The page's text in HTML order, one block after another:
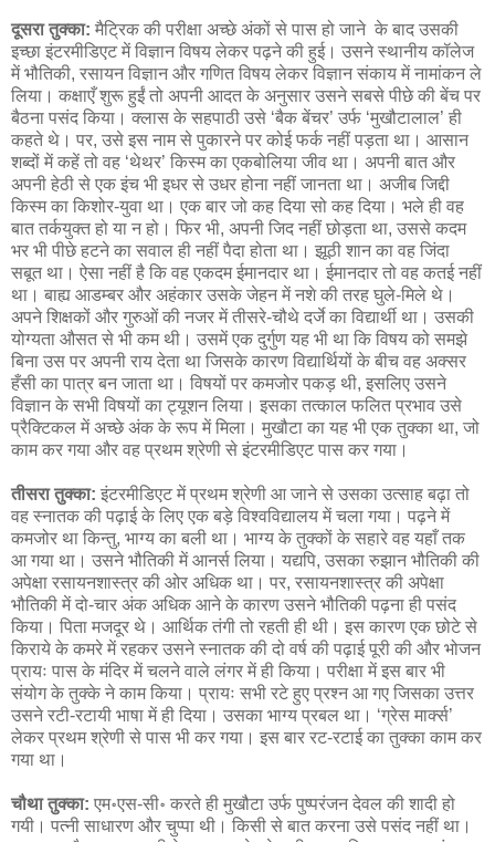
दूसरा तुक्का: मैट्रिक की परीक्षा अच्छे अंकों से पास हो जाने के बाद उसकी
इच्छा इंटरमीडिएट में विज्ञान विषय लेकर पढ़ने की हुई। उसने स्थानीय कॉलेज
में भौतिकी, रसायन विज्ञान और गणित विषय लेकर विज्ञान संकाय में नामांकन ले
लिया। कक्षाएँ शुरू हुईं तो अपनी आदत के अनुसार उसने सबसे पीछे की बेंच पर
बैठना पसंद किया। क्लास के सहपाठी उसे ‘बैक बेंचर’ उर्फ ‘मुखौटालाल’ ही
कहते थे। पर, उसे इस नाम से पुकारने पर कोई फर्क नहीं पड़ता था। आसान
शब्दों में कहें तो वह ‘थेथर’ किस्म का एकबोलिया जीव था। अपनी बात और
अपनी हेठी से एक इंच भी इधर से उधर होना नहीं जानता था। अजीब जिद्दी
किस्म का किशोर-युवा था। एक बार जो कह दिया सो कह दिया। भले ही वह
बात तर्कयुक्त हो या न हो। फिर भी, अपनी जिद नहीं छोड़ता था, उससे कदम
भर भी पीछे हटने का सवाल ही नहीं पैदा होता था। झूठी शान का वह जिंदा
सबूत था। ऐसा नहीं है कि वह एकदम ईमानदार था। ईमानदार तो वह कतई नहीं
था। बाह्य आडम्बर और अहंकार उसके जेहन में नशे की तरह घुले-मिले थे।
अपने शिक्षकों और गुरुओं की नजर में तीसरे-चौथे दर्जे का विद्यार्थी था। उसकी
योग्यता औसत से भी कम थी। उसमें एक दुर्गुण यह भी था कि विषय को समझे
बिना उस पर अपनी राय देता था जिसके कारण विद्यार्थियों के बीच वह अक्सर
हँसी का पात्र बन जाता था। विषयों पर कमजोर पकड़ थी, इसलिए उसने
विज्ञान के सभी विषयों का ट्यूशन लिया। इसका तत्काल फलित प्रभाव उसे
प्रैक्टिकल में अच्छे अंक के रूप में मिला। मुखौटा का यह भी एक तुक्का था, जो
काम कर गया और वह प्रथम श्रेणी से इंटरमीडिएट पास कर गया।
तीसरा तुक्का: इंटरमीडिएट में प्रथम श्रेणी आ जाने से उसका उत्साह बढ़ा तो
वह स्नातक की पढ़ाई के लिए एक बड़े विश्वविद्यालय में चला गया। पढ़ने में
कमजोर था किन्तु, भाग्य का बली था। भाग्य के तुक्कों के सहारे वह यहाँ तक
आ गया था। उसने भौतिकी में आनर्स लिया। यद्यपि, उसका रुझान भौतिकी की
अपेक्षा रसायनशास्त्र की ओर अधिक था। पर, रसायनशास्त्र की अपेक्षा
भौतिकी में दो-चार अंक अधिक आने के कारण उसने भौतिकी पढ़ना ही पसंद
किया। पिता मजदूर थे। आर्थिक तंगी तो रहती ही थी। इस कारण एक छोटे से
किराये के कमरे में रहकर उसने स्नातक की दो वर्ष की पढ़ाई पूरी की और भोजन
प्रायः पास के मंदिर में चलने वाले लंगर में ही किया। परीक्षा में इस बार भी
संयोग के तुक्के ने काम किया। प्रायः सभी रटे हुए प्रश्न आ गए जिसका उत्तर
उसने रटी-रटायी भाषा में ही दिया। उसका भाग्य प्रबल था। ‘ग्रेस मार्क्स’
लेकर प्रथम श्रेणी से पास भी कर गया। इस बार रट-रटाई का तुक्का काम कर
गया था।
चौथा तुक्का: एम॰एस-सी॰ करते ही मुखौटा उर्फ पुष्परंजन देवल की शादी हो
गयी। पत्नी साधारण और चुप्पा थी। किसी से बात करना उसे पसंद नहीं था।